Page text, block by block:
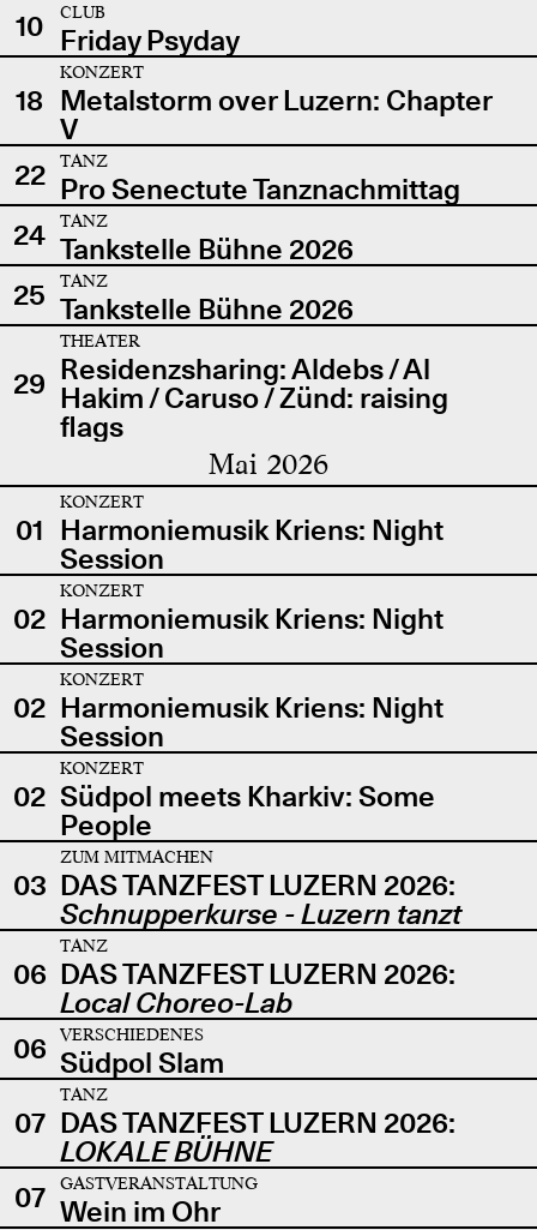
10
CLUB
Friday Psyday
18
KONZERT
Metalstorm over Luzern: Chapter
V
22
TANZ
Pro Senectute Tanznachmittag
24
TANZ
Tankstelle Bühne 2026
25
TANZ
Tankstelle Bühne 2026
29
THEATER
Residenzsharing: Aldebs / Al
Hakim / Caruso / Zünd: raising
flags
Mai 2026
01
KONZERT
Harmoniemusik Kriens: Night
Session
02
KONZERT
Harmoniemusik Kriens: Night
Session
02
KONZERT
Harmoniemusik Kriens: Night
Session
02
KONZERT
Südpol meets Kharkiv: Some
People
03
ZUM MITMACHEN
DAS TANZFEST LUZERN 2026:
Schnupperkurse - Luzern tanzt
06
TANZ
DAS TANZFEST LUZERN 2026:
Local Choreo-Lab
06
VERSCHIEDENES
Südpol Slam
07
TANZ
DAS TANZFEST LUZERN 2026:
LOKALE BÜHNE
07
GASTVERANSTALTUNG
Wein im Ohr